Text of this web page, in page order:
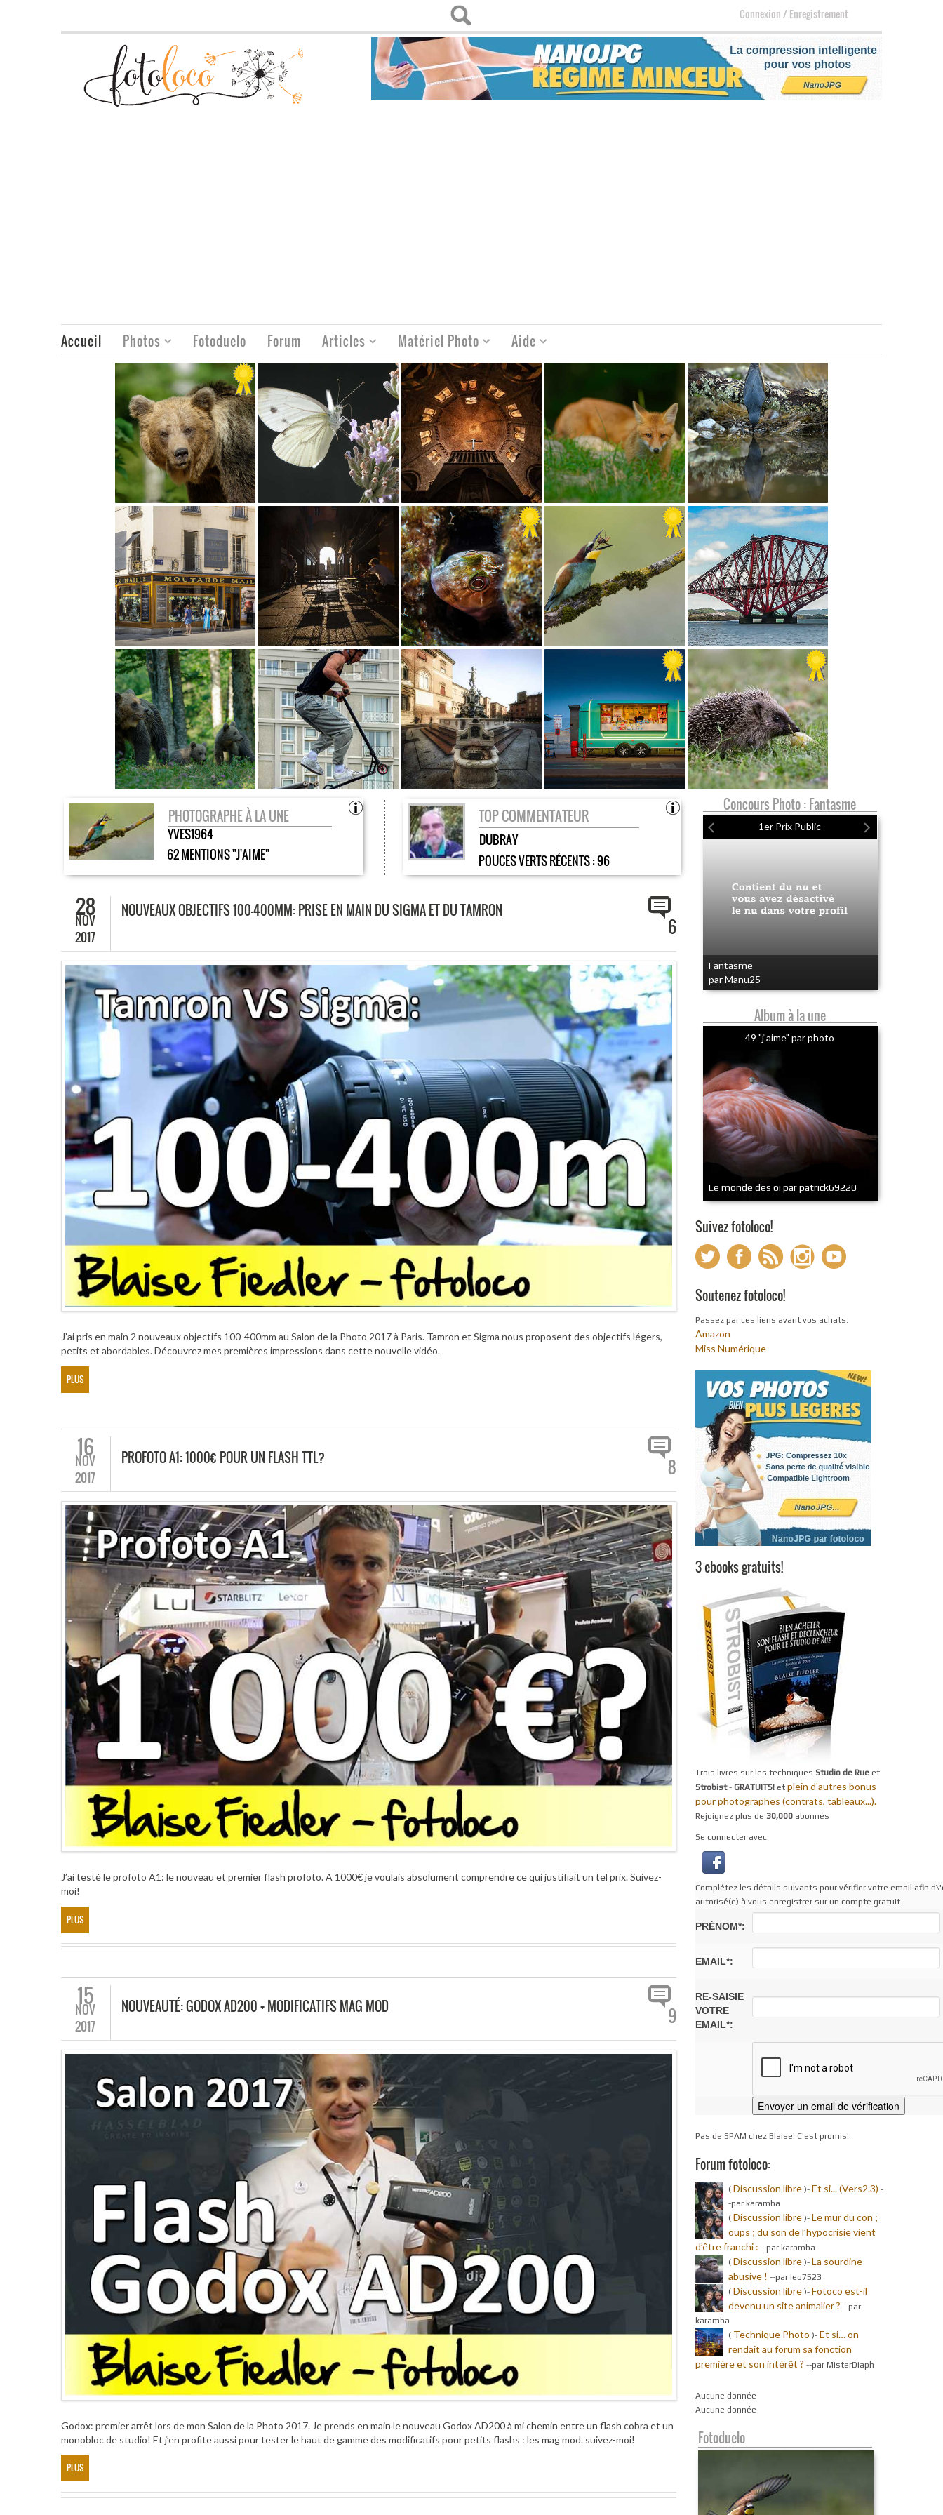
Connexion/Enregistrement
Accueil Photos Fotoduelo Forum Articles Matériel Photo Aide
PHOTOGRAPHE À LA UNE
YVES1964
62 MENTIONS "J'AIME"
TOP COMMENTATEUR
DUBRAY
POUCES VERTS RÉCENTS :96
28
NOV
2017
NOUVEAUX OBJECTIFS 100-400MM: PRISE EN MAIN DU SIGMA ET DU TAMRON
6
J’ai pris en main 2 nouveaux objectifs 100-400mm au Salon de la Photo 2017 à Paris. Tamron et Sigma nous proposent des objectifs légers,
petits et abordables. Découvrez mes premières impressions dans cette nouvelle vidéo.
PLUS
16
NOV
2017
PROFOTO A1: 1000€ POUR UN FLASH TTL? 8
J’ai testé le profoto A1: le nouveau et premier flash profoto. A 1000€ je voulais absolument comprendre ce qui justifiait un tel prix. Suivez-
moi!
PLUS
15
NOV
2017
NOUVEAUTÉ: GODOX AD200 + MODIFICATIFS MAG MOD 9
Godox: premier arrêt lors de mon Salon de la Photo 2017. Je prends en main le nouveau Godox AD200 à mi chemin entre un flash cobra et un
monobloc de studio! Et j’en profite aussi pour tester le haut de gamme des modificatifs pour petits flashs : les mag mod. suivez-moi!
PLUS
Concours Photo : Fantasme
1er Prix Public
Fantasme
par Manu25
Album à la une
49 "j'aime" par photo
Le monde des oi par patrick69220
Suivez fotoloco!
Soutenez fotoloco!
Passez par ces liens avant vos achats:
Amazon
Miss Numérique
3 ebooks gratuits!
Trois livres sur les techniques Studio de Rueet
Strobist- GRATUITS! et plein d'autres bonus
pour photographes (contrats, tableaux...).
Rejoignez plus de 30,000abonnés
Se connecter avec:
Complétez les détails suivants pour vérifier votre email afin
autorisé(e) à vous enregistrer sur un compte gratuit.
PRÉNOM*:
EMAIL*:
RE-SAISIE
VOTRE
EMAIL*:
Pas de SPAM chez Blaise! C'est promis!
Forum fotoloco:
( Discussion libre)- Et si... (Vers2.3) -
-par karamba
( Discussion libre)- Le mur du con ;
oups ; du son de l’hypocrisie vient
d’être franchi : --par karamba
( Discussion libre)- La sourdine
abusive ! --par leo7523
( Discussion libre)- Fotoco est-il
devenu un site animalier ? --par
karamba
( Technique Photo )- Et si… on
rendait au forum sa fonction
première et son intérêt ? --par MisterDiaph
Aucune donnée
Aucune donnée
Fotoduelo